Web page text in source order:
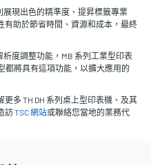
展現出色的精準度、提昇標籤專業
有助於節省時間、資源和成本，最終
析度調整功能，MB 系列工業型印表
都將具有這項功能，以擴大應用的
多 TH DH 系列桌上型印表機、及其
訪TSC 網站或聯絡您當地的業務代